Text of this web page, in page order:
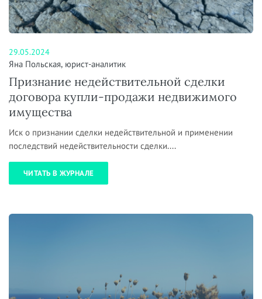
29.05.2024
Яна Польская, юрист-аналитик
Признание недействительной сделки
договора купли-продажи недвижимого
имущества
Иск о признании сделки недействительной и применении
последствий недействительности сделки....
ЧИТАТЬ В ЖУРНАЛЕ